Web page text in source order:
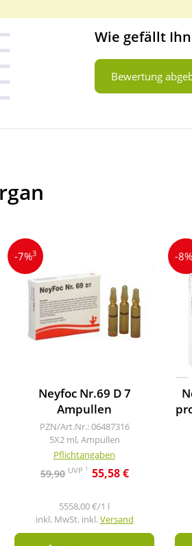
Wie gefällt
Bewertung
-7%3
Neyfoc Nr.69 D 7
Ampullen
PZN/Art.Nr.: 06487316
5X2 ml, Ampullen
Pflichtangaben
59,90 UVP 1 55,58 €
5558,00 €/1 l
inkl. MwSt. inkl.Versand
-8%